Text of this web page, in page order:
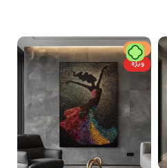
حراج
ویژه